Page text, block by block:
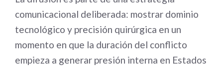
comunicacional deliberada: mostrar dominio
tecnológico y precisión quirúrgica en un
momento en que la duración del conflicto
empieza a generar presión interna en Estados